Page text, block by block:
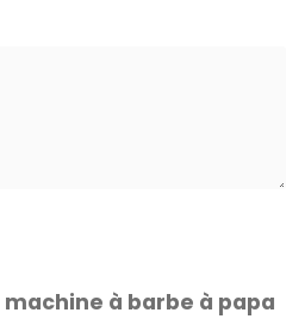
machine à barbe à papa